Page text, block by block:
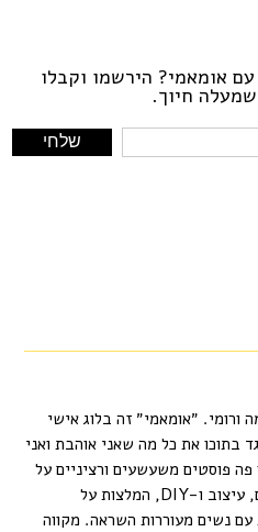
אומאמי? הירשמו וקבלו
חיוך.
ורומי. ״אומאמי״ זה בלוג אישי
בתוכו את כל מה שאני אוהבת ואני
פוסטים משעשעים ורציניים על
אמהות, אופנה ולייף סטייל, צילום, עיצוב ו-DIY, המלצות על
עם נשים מעוררות השראה. מקווה